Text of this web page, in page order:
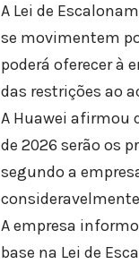
A Lei de
se movimentem
poderá oferecer à
das restrições ao
A Huawei afirmou
de 2026 serão os
segundo a
A empresa
base na Lei de